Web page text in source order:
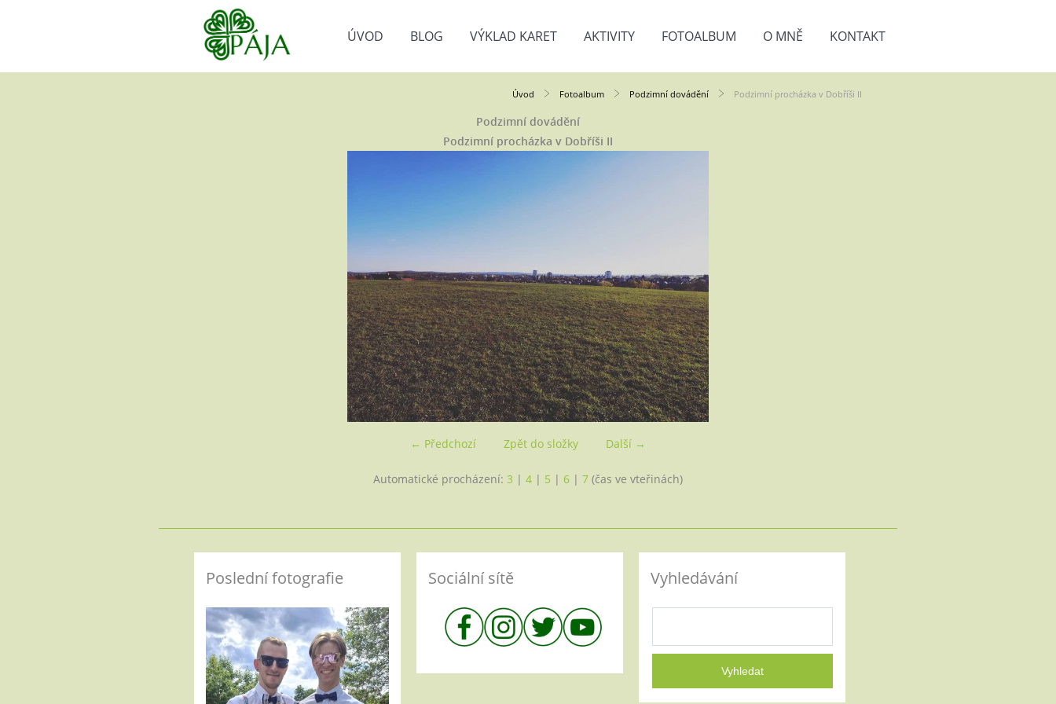
ÚVOD BLOG VÝKLAD KARET AKTIVITY FOTOALBUM O MNĚ KONTAKT
Úvod Fotoalbum Podzimní dovádění Podzimní procházka v Dobříši II
Podzimní dovádění
Podzimní procházka v Dobříši II
← Předchozí Další →
Zpět do složky
Automatické procházení: 3 | 4 | 5 | 6 | 7 (čas ve vteřinách)
Poslední fotografie Sociální sítě Vyhledávání